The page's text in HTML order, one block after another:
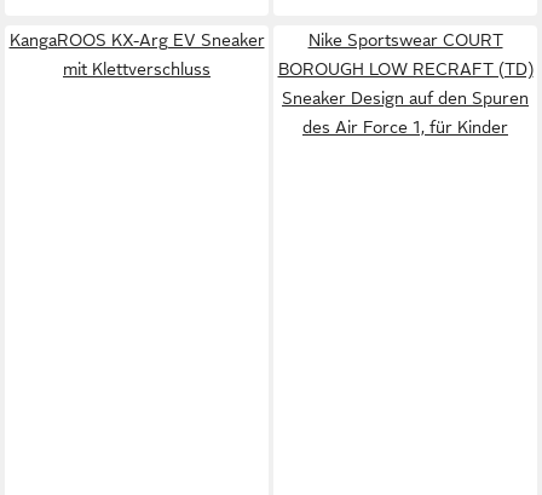
KangaROOS KX-Arg EV Sneaker
mit Klettverschluss
Nike Sportswear COURT
BOROUGH LOW RECRAFT (TD)
Sneaker Design auf den Spuren
des Air Force 1, für Kinder